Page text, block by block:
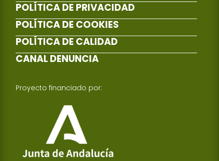
POLÍTICA DE PRIVACIDAD
POLÍTICA DE COOKIES
POLÍTICA DE CALIDAD
CANAL DENUNCIA
Proyecto financiado por: